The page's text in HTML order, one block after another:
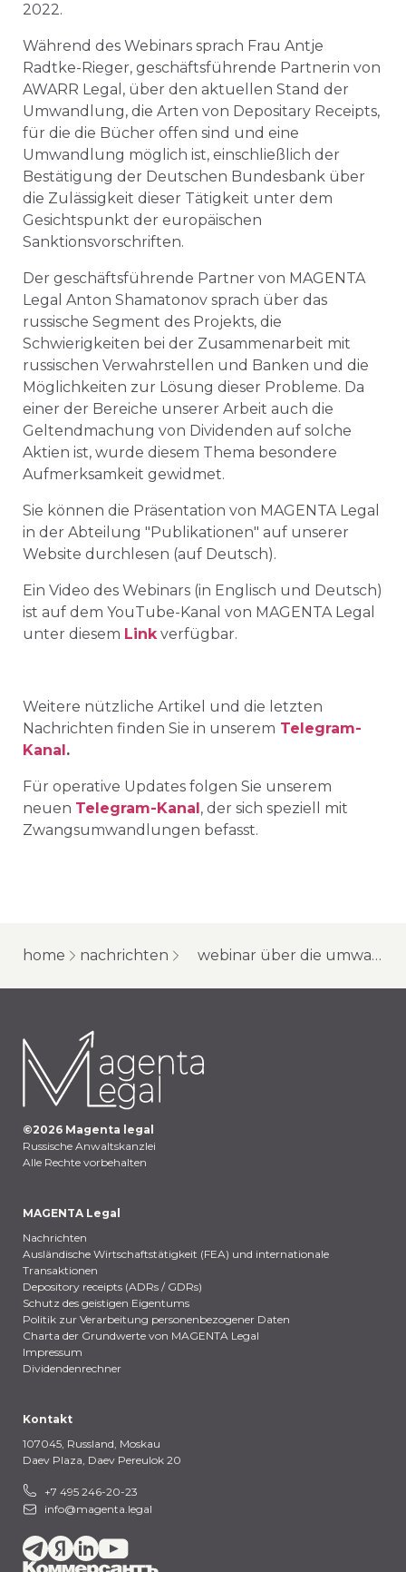
2022.
Während des Webinars sprach Frau Antje
Radtke-Rieger, geschäftsführende Partnerin von
AWARR Legal, über den aktuellen Stand der
Umwandlung, die Arten von Depositary Receipts,
für die die Bücher offen sind und eine
Umwandlung möglich ist, einschließlich der
Bestätigung der Deutschen Bundesbank über
die Zulässigkeit dieser Tätigkeit unter dem
Gesichtspunkt der europäischen
Sanktionsvorschriften.
Der geschäftsführende Partner von MAGENTA
Legal Anton Shamatonov sprach über das
russische Segment des Projekts, die
Schwierigkeiten bei der Zusammenarbeit mit
russischen Verwahrstellen und Banken und die
Möglichkeiten zur Lösung dieser Probleme. Da
einer der Bereiche unserer Arbeit auch die
Geltendmachung von Dividenden auf solche
Aktien ist, wurde diesem Thema besondere
Aufmerksamkeit gewidmet.
Sie können die Präsentation von MAGENTA Legal
in der Abteilung "Publikationen" auf unserer
Website durchlesen (auf Deutsch).
Ein Video des Webinars (in Englisch und Deutsch)
ist auf dem YouTube-Kanal von MAGENTA Legal
unter diesem Linkverfügbar.
Weitere nützliche Artikel und die letzten
Nachrichten finden Sie in unserem Telegram-
Kanal.
Für operative Updates folgen Sie unserem
neuen Telegram-Kanal, der sich speziell mit
Zwangsumwandlungen befasst.
home nachrichten webinar über die umwandlung von depositary receipts für aktien russischer unternehmen
©2026 Magenta legal
Russische Anwaltskanzlei
Alle Rechte vorbehalten
MAGENTA Legal
Nachrichten
Ausländische Wirtschaftstätigkeit (FEA) und internationale
Transaktionen
Depository receipts (ADRs / GDRs)
Schutz des geistigen Eigentums
Politik zur Verarbeitung personenbezogener Daten
Charta der Grundwerte von MAGENTA Legal
Impressum
Dividendenrechner
Kontakt
107045, Russland, Moskau
Daev Plaza, Daev Pereulok 20
+7 495 246-20-23
info@magenta.legal